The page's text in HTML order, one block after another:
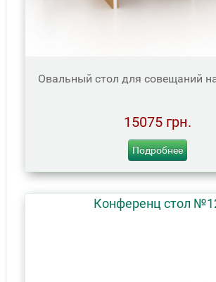
Овальный стол для совещаний
15075 грн.
Подробнее
Конференц стол